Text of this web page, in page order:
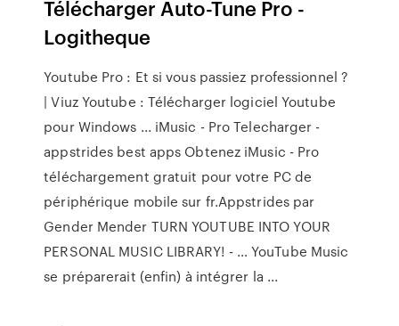
Télécharger Auto-Tune Pro -
Logitheque
Youtube Pro : Et si vous passiez professionnel ?
| Viuz Youtube : Télécharger logiciel Youtube
pour Windows ... iMusic - Pro Telecharger -
appstrides best apps Obtenez iMusic - Pro
téléchargement gratuit pour votre PC de
périphérique mobile sur fr.Appstrides par
Gender Mender TURN YOUTUBE INTO YOUR
PERSONAL MUSIC LIBRARY! - … YouTube Music
se préparerait (enfin) à intégrer la ...